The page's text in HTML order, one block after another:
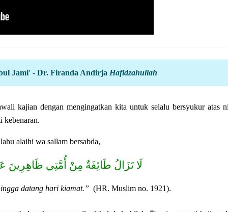
Jami' - Dr. Firanda Andirja Hafidzahullah
kebenaran.
alaihi wa sallam bersabda,
لَا تَزَالُ طَائِفَةٌ مِنْ أُمَّتِي ظَاهِرِينَ
datang hari kiamat.” (HR. Muslim no. 1921).